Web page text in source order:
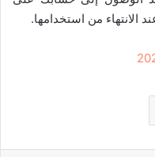
الانتهاء من استخدامها.